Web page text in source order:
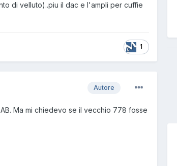
di velluto)..piu il dac e l'ampli per cuffie
1
Autore
Ma mi chiedevo se il vecchio 778 fosse